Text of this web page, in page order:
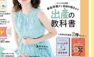
らうのもいい方法です。
のもいいですよ。体を動
ことに没頭すると、思考